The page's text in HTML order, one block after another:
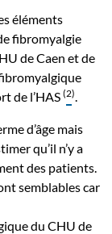
éléments
fibromyalgie
de Caen et de
de l’HAS (2)
d’âge mais
qu’il n’y a
des patients.
semblables car
du CHU de